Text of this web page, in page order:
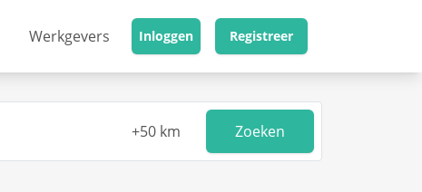
Werkgevers Inloggen Registreer
Zoeken